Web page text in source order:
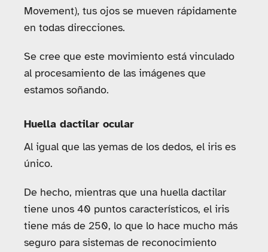
Movement), tus ojos se mueven rápidamente
en todas direcciones.
Se cree que este movimiento está vinculado
al procesamiento de las imágenes que
estamos soñando.
Huella dactilar ocular
Al igual que las yemas de los dedos, el iris es
único.
De hecho, mientras que una huella dactilar
tiene unos 40 puntos característicos, el iris
tiene más de 250, lo que lo hace mucho más
seguro para sistemas de reconocimiento